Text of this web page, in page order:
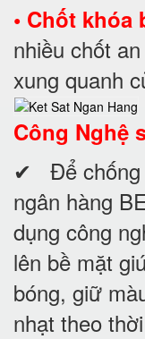
• Chốt
nhiều chốt
xung quanh
Công Nghệ
✔ Để chống
ngân hàng
dụng công
lên bề mặt
bóng, giữ
nhạt theo